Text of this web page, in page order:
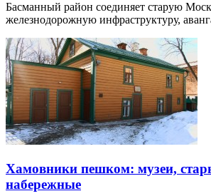
Басманный район соединяет старую
железнодорожную инфраструктуру,
Хамовники пешком: музеи,
набережные